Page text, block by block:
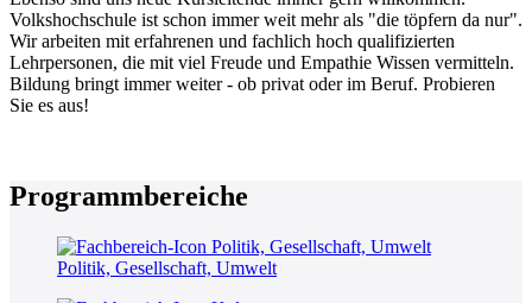
Volkshochschule ist schon immer weit mehr als "die töpfern da nur".
Wir arbeiten mit erfahrenen und fachlich hoch qualifizierten
Lehrpersonen, die mit viel Freude und Empathie Wissen vermitteln.
Bildung bringt immer weiter - ob privat oder im Beruf. Probieren
Sie es aus!
Programmbereiche
Politik, Gesellschaft, Umwelt